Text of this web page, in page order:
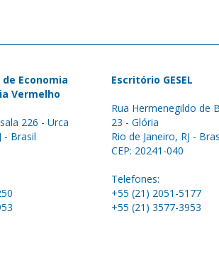
Economia
Vermelho
226 - Urca
- Brasil
Escritório GESEL
Rua Hermenegildo de
23 - Glória
Rio de Janeiro, RJ -
CEP: 20241-040
Telefones:
+55 (21) 2051-5177
+55 (21) 3577-3953